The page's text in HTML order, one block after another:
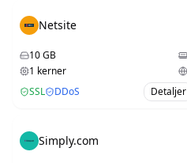
Netsite
10GB
1 kerner
SSL
DDoS Detaljer
Simply.com